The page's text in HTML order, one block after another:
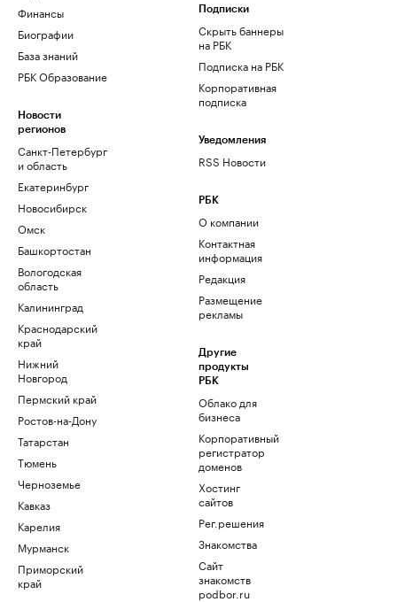
Финансы
Биографии
База знаний
РБК Образование
Новости
регионов
Санкт-Петербург
и область
Екатеринбург
Новосибирск
Омск
Башкортостан
Вологодская
область
Калининград
Краснодарский
край
Нижний
Новгород
Пермский край
Ростов-на-Дону
Татарстан
Тюмень
Черноземье
Кавказ
Карелия
Мурманск
Приморский
край
Подписки
Скрыть баннеры
на РБК
Подписка на РБК
Корпоративная
подписка
Уведомления
RSS Новости
РБК
О компании
Контактная
информация
Редакция
Размещение
рекламы
Другие
продукты
РБК
Облако для
бизнеса
Корпоративный
регистратор
доменов
Хостинг
сайтов
Рег.решения
Знакомства
Сайт
знакомств
podbor.ru